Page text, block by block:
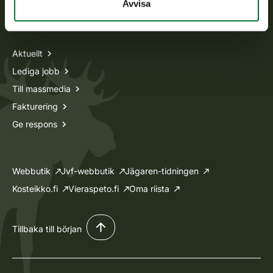
Avvisa
Information om oss
Aktuellt
Lediga jobb
Till massmedia
Fakturering
Ge respons
Webbutik Jvf-webbutik
Jägaren-tidningen
Kosteikko.fi
Vieraspeto.fi Oma riista
Tillbaka till början